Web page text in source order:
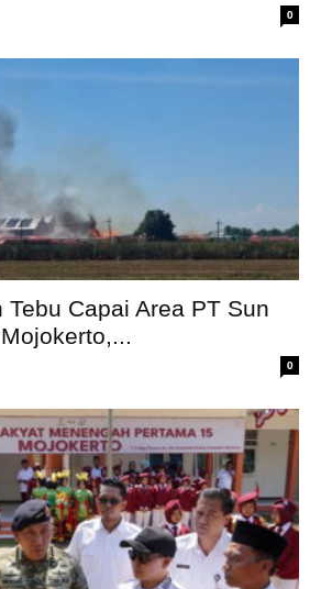
0
Tebu Capai Area PT Sun
0